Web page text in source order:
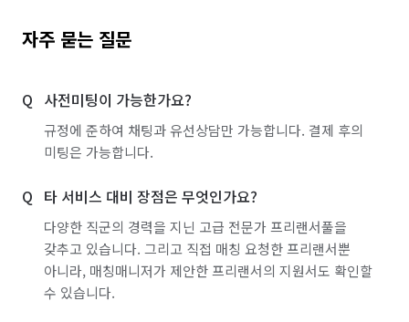
자주 묻는 질문
사전미팅이 가능한가요?
규정에 준하여 채팅과 유선상담만 가능합니다. 결제 후의
미팅은 가능합니다.
타 서비스 대비 장점은 무엇인가요?
다양한 직군의 경력을 지닌 고급 전문가 프리랜서풀을
갖추고 있습니다. 그리고 직접 매칭 요청한 프리랜서뿐
아니라, 매칭매니저가 제안한 프리랜서의 지원서도 확인할
수 있습니다.